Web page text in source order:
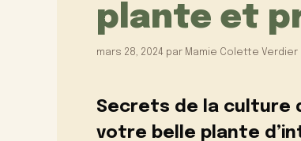
plante et
mars 28, 2024 par Mamie Colette Verdier
Secrets de la culture
votre belle plante